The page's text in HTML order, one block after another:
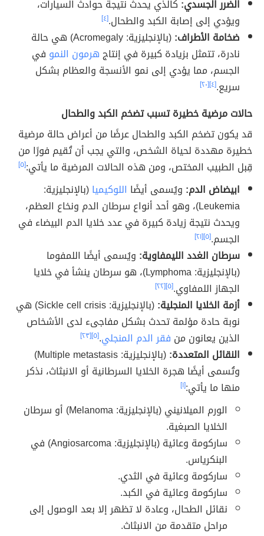
الضرر الجسدي: كالذي يحدث نتيجة حوادث السيارات،
ويؤدي إلى إصابة الكبد والطحال.[٤]
ضخامة الأطراف:
(بالإنجليزية: Acromegaly) هي حالة
نادرة، تتمثل بزيادة كبيرة في إنتاجهرمون النمو في
الجسم، مما يؤدي إلى نمو الأنسجة والعظام بشكل
سريع.[٤] [٢٠]
حالات مرضية خطيرة تسبب تضخم الكبد والطحال
قد يكون تضخم الكبد والطحال عرضًا من أعراض حالة مرضية
خطيرة مهددة لحياة الشخص، والتي يجب أن تُقيم فورًا من
قِبل الطبيب المختص، ومن هذه الحالات المرضية ما يأتي:[٥]
ابيضاض الدم: ويُسمى أيضًا اللوكيميا(بالإنجليزية:
Leukemia)، وهو أحد أنواع سرطان الدم ونخاع العظم،
ويحدث نتيجة زيادة كبيرة في عدد خلايا الدم البيضاء في
الجسم.[٥] [٢١]
سرطان الغدد الليمفاوية: ويُسمى أيضًا اللمفوما
(بالإنجليزية: Lymphoma)، هو سرطان ينشأ في خلايا
الجهاز اللمفاوي.[٥] [٢٢]
أزمة الخلايا المنجلية:
(بالإنجليزية: Sickle cell crisis) هي
نوبة حادة مؤلمة تحدث بشكل مفاجىء لدى الأشخاص
الذين يعانون من فقر الدم المنجلي.[٥] [٢٣]
النقائل المتعددة:
(بالإنجليزية: Multiple metastasis)
وتُسمى أيضًا هجرة الخلايا السرطانية أو الانبثاث، نذكر
منها ما يأتي:[١]
الورم الميلانيني (بالإنجليزية: Melanoma) أو سرطان
الخلايا الصبغية.
ساركومة وعائية (بالإنجليزية: Angiosarcoma) في
البنكرياس.
ساركومة وعائية في الثدي.
ساركومة وعائية في الكبد.
نقائل الطحال، وعادة لا تظهر إلا بعد الوصول إلى
مراحل متقدمة من الانبثاث.